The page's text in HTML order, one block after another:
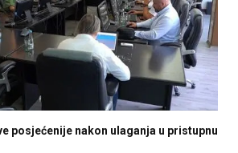
posjećenije nakon ulaganja u pristupnu